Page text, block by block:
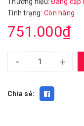
Tình trạng: Còn hàng
751.000₫
- +
Chia sẻ: